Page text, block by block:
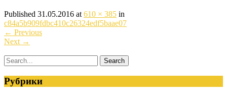
Published 31.05.2016 at 610 × 385 in
c84a5b909fdbc410c26324edf5baae07
← Previous
Next →
Рубрики